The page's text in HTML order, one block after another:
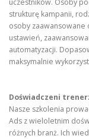
uczestników. Osoby
strukturę kampanii,
osoby zaawansowane
ustawień,
automatyzacji.
maksymalnie
Doświadczeni
Nasze szkolenia
Ads z wieloletnim
różnych branż. Ich